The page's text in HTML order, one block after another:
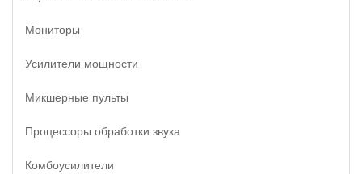
Мониторы
Усилители мощности
Микшерные пульты
Процессоры обработки звука
Комбоусилители